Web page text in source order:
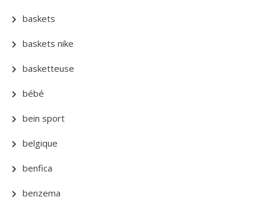
baskets
baskets nike
basketteuse
bébé
bein sport
belgique
benfica
benzema